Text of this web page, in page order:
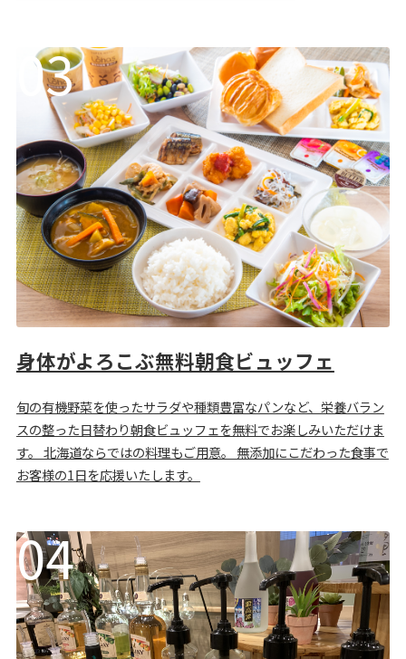
身体がよろこぶ無料朝食ビュッフェ
旬の有機野菜を使ったサラダや種類豊富なパンなど、栄養バラン
スの整った日替わり朝食ビュッフェを無料でお楽しみいただけま
す。 北海道ならではの料理もご用意。 無添加にこだわった食事で
お客様の1日を応援いたします。